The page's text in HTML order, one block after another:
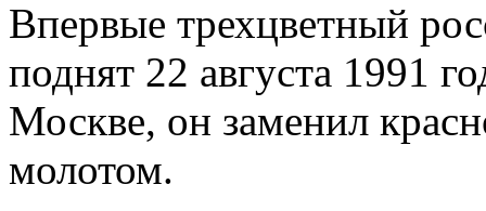
Впервые трехцветный
поднят 22 августа 1991
Москве, он заменил
молотом.